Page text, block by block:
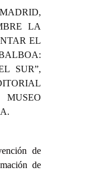
LA
EL
SUR”,
de
de